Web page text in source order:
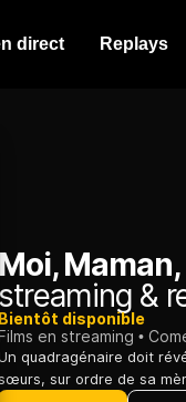
direct Replays
Moi,
streaming &
Bientôt disponible
en streaming
quadragénaire doit
sur ordre de sa